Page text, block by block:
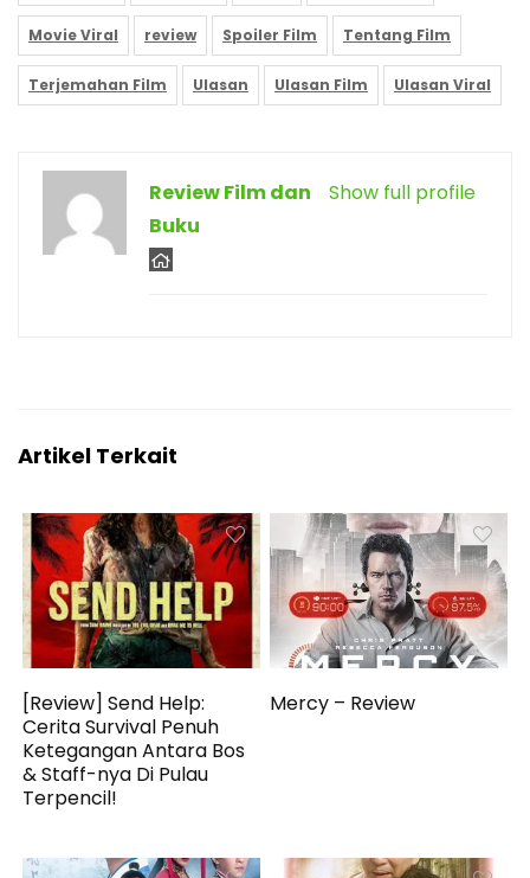
Movie Viral review Spoiler Film Tentang Film
Terjemahan Film Ulasan Ulasan Film Ulasan Viral
Show full profile
Review Film dan
Buku
Artikel Terkait
[Review] Send Help:
Cerita Survival Penuh
Ketegangan Antara Bos
& Staff-nya Di Pulau
Terpencil!
Mercy – Review